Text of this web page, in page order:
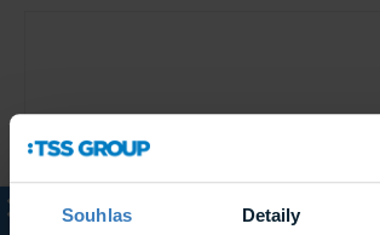
Souhlas Detaily